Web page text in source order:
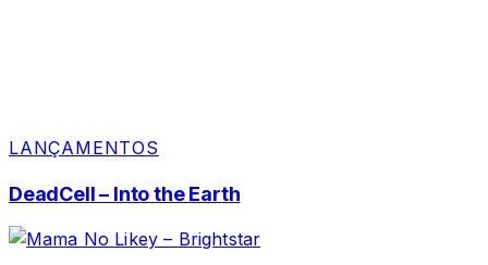
LANÇAMENTOS
DeadCell – Into the Earth